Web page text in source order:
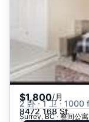
$1,800/月
2 卧 · 1 卫 · 1000
8472 168 St
Surrey, BC · 整间公寓